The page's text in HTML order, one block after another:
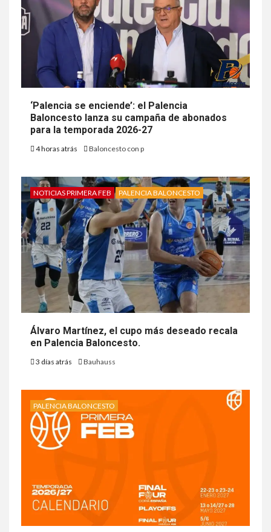
‘Palencia se enciende’: el Palencia
Baloncesto lanza su campaña de abonados
para la temporada 2026-27
4 horas atrás Baloncesto con p
NOTICIAS PRIMERA FEB PALENCIA BALONCESTO
Álvaro Martínez, el cupo más deseado recala
en Palencia Baloncesto.
3 días atrás Bauhauss
PALENCIA BALONCESTO